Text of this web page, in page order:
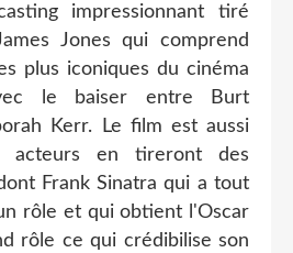
impressionnant tiré
Jones qui comprend
plus iconiques du cinéma
le baiser entre Burt
Kerr. Le film est aussi
acteurs en tireront des
Frank Sinatra qui a tout
rôle et qui obtient l'Oscar
rôle ce qui crédibilise son